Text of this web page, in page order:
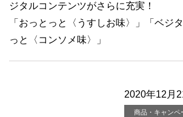
ジタルコンテンツがさらに充実！
「おっとっと〈うすしお味〉」「ベジ
っと〈コンソメ味〉」
2020年12月
商品・キャンペ